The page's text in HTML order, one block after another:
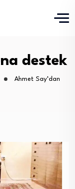
destek
Ahmet Say’dan